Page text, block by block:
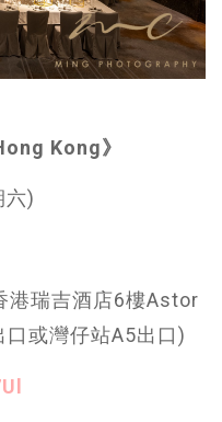
Kong》
六)
港瑞吉酒店6樓Astor
或灣仔站A5出口)